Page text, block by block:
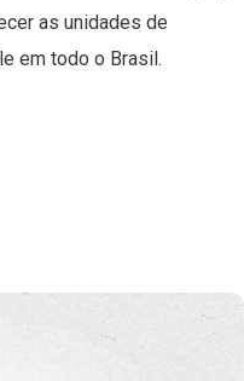
as unidades de
em todo o Brasil.